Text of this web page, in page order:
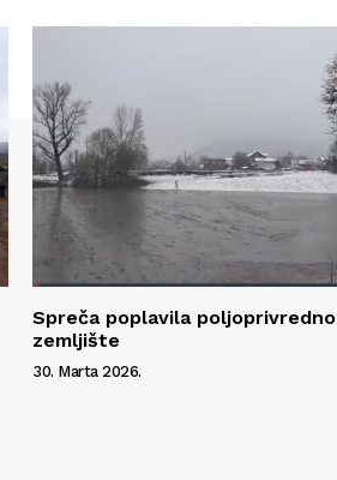
Spreča poplavila poljoprivredno
zemljište
30. Marta 2026.